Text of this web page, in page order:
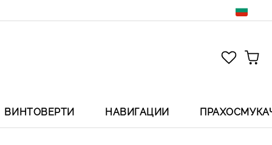
ВИНТОВЕРТИ НАВИГАЦИИ